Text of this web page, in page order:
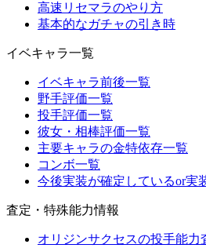
高速リセマラのやり方
基本的なガチャの引き時
イベキャラ一覧
イベキャラ前後一覧
野手評価一覧
投手評価一覧
彼女・相棒評価一覧
主要キャラの金特依存一覧
コンボ一覧
今後実装が確定しているor実
査定・特殊能力情報
オリジンサクセスの投手能